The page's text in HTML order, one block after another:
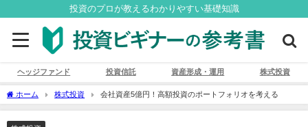
投資のプロが教えるわかりやすい基礎知識
ヘッジファンド 投資信託 資産形成・運用 株式投資
ホーム 株式投資 会社資産5億円！高額投資のポートフォリオを考える